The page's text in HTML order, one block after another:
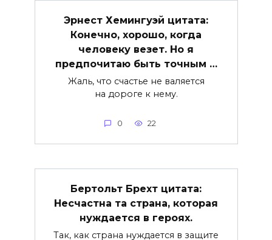
Эрнест Хемингуэй цитата:
Конечно, хорошо, когда
человеку везет. Но я
предпочитаю быть точным …
Жаль, что счастье не валяется
на дороге к нему.
0 22
Бертольт Брехт цитата:
Несчастна та страна, которая
нуждается в героях.
Так, как страна нуждается в защите